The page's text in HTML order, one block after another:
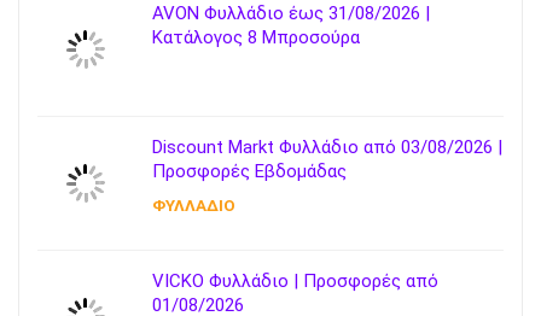
AVON Φυλλάδιο έως 31/08/2026 |
Κατάλογος 8 Μπροσούρα
Discount Markt Φυλλάδιο από 03/08/2026 |
Προσφορές Εβδομάδας
ΦΥΛΛΑΔΙΟ
VICKO Φυλλάδιο | Προσφορές από
01/08/2026